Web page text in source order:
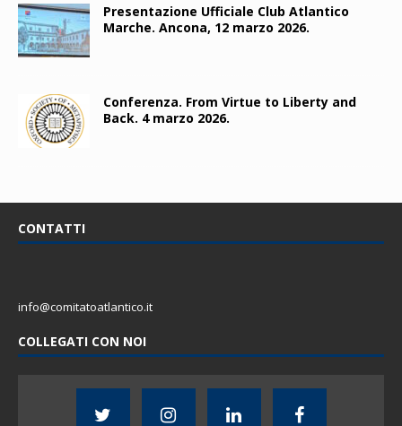
Presentazione Ufficiale Club Atlantico
Marche. Ancona, 12 marzo 2026.
Conferenza. From Virtue to Liberty and
Back. 4 marzo 2026.
CONTATTI
info@comitatoatlantico.it
COLLEGATI CON NOI